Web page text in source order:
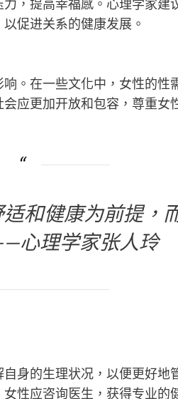
，提高幸福感。心理学家建
促进关系的健康发展。
。在一些文化中，女性的性
应更加开放和包容，尊重女
和健康为前提，
心理学家张人玲
身的生理状况，以便更好地
性应咨询医生，获得专业的